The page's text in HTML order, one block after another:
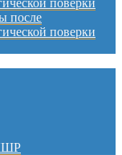
после
поверки